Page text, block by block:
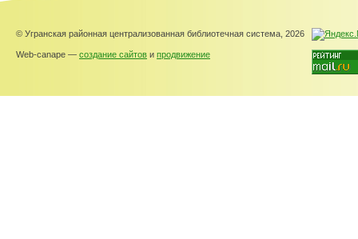
© Угранская районная централизованная библиотечная система, 2026
Web-canape — создание сайтов и продвижение